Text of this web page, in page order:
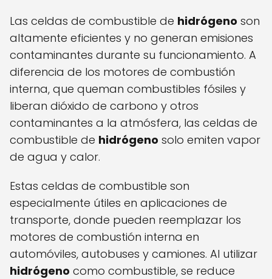
Las celdas de combustible de hidrógeno son
altamente eficientes y no generan emisiones
contaminantes durante su funcionamiento. A
diferencia de los motores de combustión
interna, que queman combustibles fósiles y
liberan dióxido de carbono y otros
contaminantes a la atmósfera, las celdas de
combustible de hidrógeno solo emiten vapor
de agua y calor.
Estas celdas de combustible son
especialmente útiles en aplicaciones de
transporte, donde pueden reemplazar los
motores de combustión interna en
automóviles, autobuses y camiones. Al utilizar
hidrógeno como combustible, se reduce